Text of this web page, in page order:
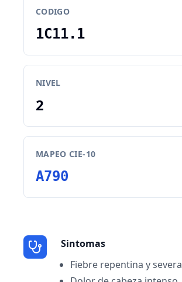
CODIGO
1C11.1
NIVEL
2
MAPEO CIE-10
A790
Sintomas
Fiebre repentina y severa